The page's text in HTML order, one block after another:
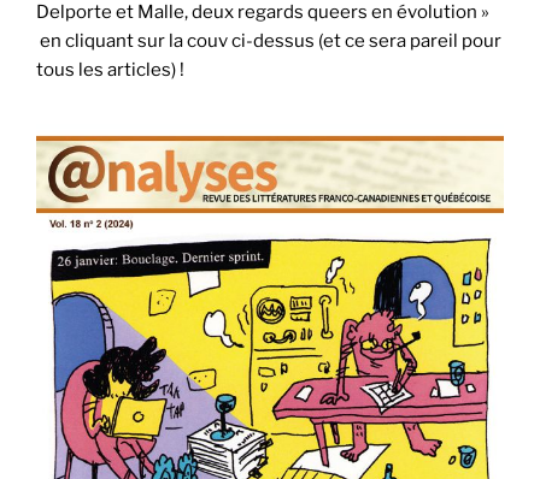
Delporte et Malle, deux regards queers en évolution »
en cliquant sur la couv ci-dessus (et ce sera pareil pour
tous les articles) !